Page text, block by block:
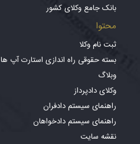
بانک جامع وکلای کشور
محتوا
ثبت نام وکلا
بسته حقوقی راه اندازی استارت آپ ها
وبلاگ
وکلای دادپرداز
راهنمای سیستم دادفران
راهنمای سیستم دادخواهان
نقشه سایت